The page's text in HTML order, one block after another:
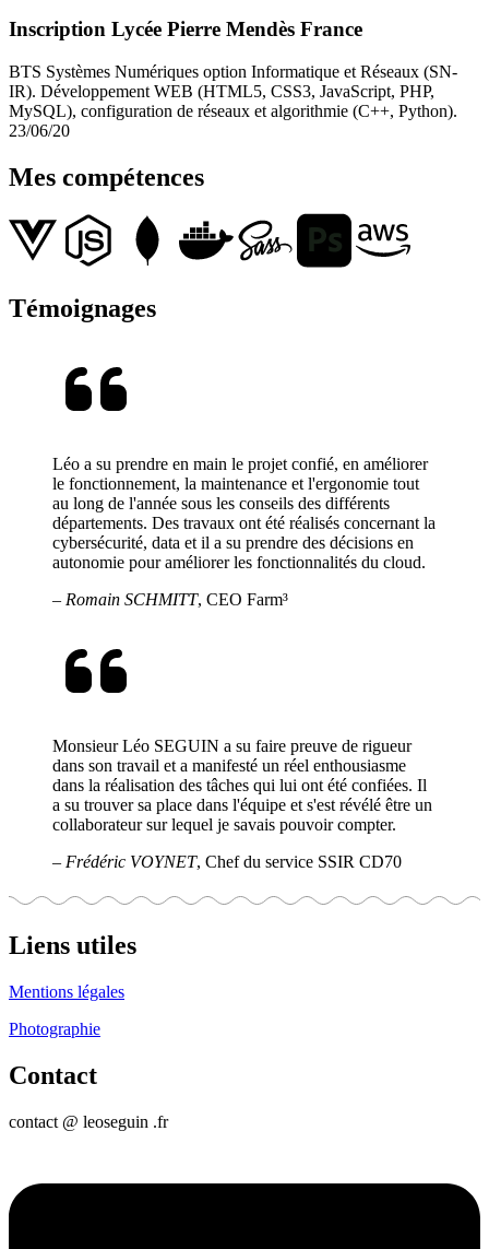
Inscription Lycée Pierre Mendès France
BTS Systèmes Numériques option Informatique et Réseaux (SN-
IR). Développement WEB (HTML5, CSS3, JavaScript, PHP,
MySQL), configuration de réseaux et algorithmie (C++, Python).
23/06/20
Mes compétences
Témoignages
Léo a su prendre en main le projet confié, en améliorer
le fonctionnement, la maintenance et l'ergonomie tout
au long de l'année sous les conseils des différents
départements. Des travaux ont été réalisés concernant la
cybersécurité, data et il a su prendre des décisions en
autonomie pour améliorer les fonctionnalités du cloud.
– Romain SCHMITT, CEO Farm³
Monsieur Léo SEGUIN a su faire preuve de rigueur
dans son travail et a manifesté un réel enthousiasme
dans la réalisation des tâches qui lui ont été confiées. Il
a su trouver sa place dans l'équipe et s'est révélé être un
collaborateur sur lequel je savais pouvoir compter.
– Frédéric VOYNET, Chef du service SSIR CD70
Liens utiles
Mentions légales
Photographie
Contact
contact @ leoseguin .fr